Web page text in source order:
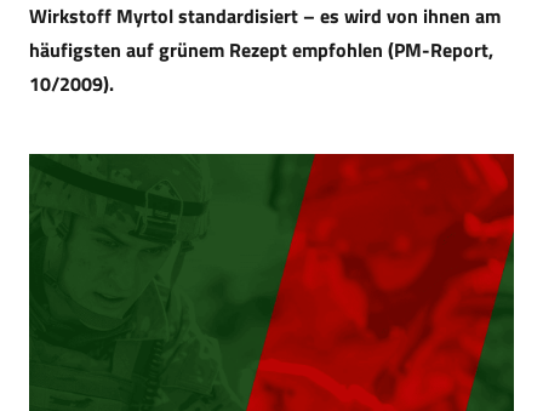
Wirkstoff Myrtol standardisiert – es wird von ihnen am
häufigsten auf grünem Rezept empfohlen (PM-Report,
10/2009).